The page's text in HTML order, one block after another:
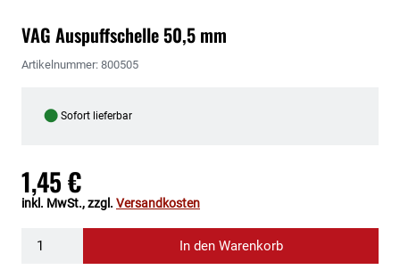
VAG Auspuffschelle 50,5 mm
Artikelnummer: 800505
● Sofort lieferbar
1,45 €
inkl. MwSt., zzgl. Versandkosten
In den Warenkorb